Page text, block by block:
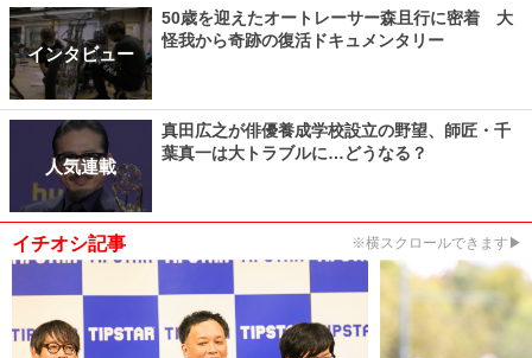
インタビュー
50歳を迎えたオートレーサー森且行に密着 大
怪我から奇跡の復活ドキュメンタリー
人気連載
真田広之が俳優養成学校設立の野望、師匠・千
葉真一は大トラブルに…どうなる？
イチオシ記事 ※横スクロールできます▶